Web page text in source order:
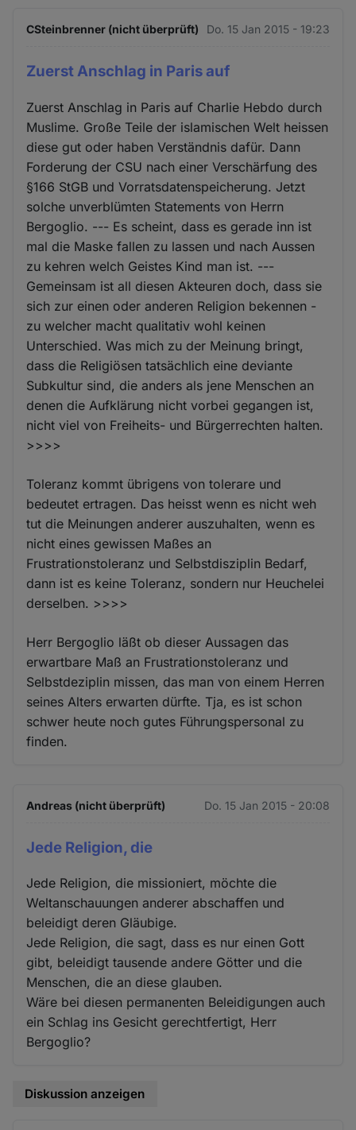
CSteinbrenner (nicht überprüft) Do. 15 Jan 2015 - 19:23
Zuerst Anschlag in Paris auf
Zuerst Anschlag in Paris auf Charlie Hebdo durch
Muslime. Große Teile der islamischen Welt heissen
diese gut oder haben Verständnis dafür. Dann
Forderung der CSU nach einer Verschärfung des
§166 StGB und Vorratsdatenspeicherung. Jetzt
solche unverblümten Statements von Herrn
Bergoglio. --- Es scheint, dass es gerade inn ist
mal die Maske fallen zu lassen und nach Aussen
zu kehren welch Geistes Kind man ist. ---
Gemeinsam ist all diesen Akteuren doch, dass sie
sich zur einen oder anderen Religion bekennen -
zu welcher macht qualitativ wohl keinen
Unterschied. Was mich zu der Meinung bringt,
dass die Religiösen tatsächlich eine deviante
Subkultur sind, die anders als jene Menschen an
denen die Aufklärung nicht vorbei gegangen ist,
nicht viel von Freiheits- und Bürgerrechten halten.
>>>>
Toleranz kommt übrigens von tolerare und
bedeutet ertragen. Das heisst wenn es nicht weh
tut die Meinungen anderer auszuhalten, wenn es
nicht eines gewissen Maßes an
Frustrationstoleranz und Selbstdisziplin Bedarf,
dann ist es keine Toleranz, sondern nur Heuchelei
derselben. >>>>
Herr Bergoglio läßt ob dieser Aussagen das
erwartbare Maß an Frustrationstoleranz und
Selbstdeziplin missen, das man von einem Herren
seines Alters erwarten dürfte. Tja, es ist schon
schwer heute noch gutes Führungspersonal zu
finden.
Andreas (nicht überprüft) Do. 15 Jan 2015 - 20:08
Jede Religion, die
Jede Religion, die missioniert, möchte die
Weltanschauungen anderer abschaffen und
beleidigt deren Gläubige.
Jede Religion, die sagt, dass es nur einen Gott
gibt, beleidigt tausende andere Götter und die
Menschen, die an diese glauben.
Wäre bei diesen permanenten Beleidigungen auch
ein Schlag ins Gesicht gerechtfertigt, Herr
Bergoglio?
Diskussion anzeigen